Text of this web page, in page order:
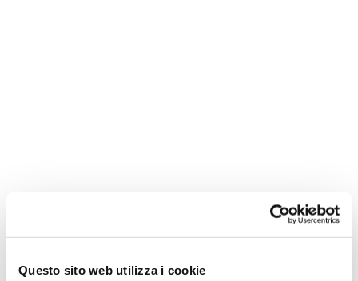
Questo sito web utilizza i cookie
Natale